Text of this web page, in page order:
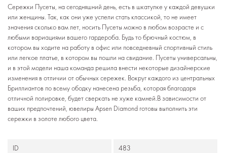
Сережки Пусеты, на сегодняшний день, есть в шкатулке у каждой девушки
или женщины. Так, как они уже успели стать классикой, то не имеет
значения сколько вам лет, носить Пусеты можно в любом возрасте и с
любыми вариациями вашего гардероба. Будь то брючный костюм, в
котором вы ходите на работу в офис или повседневный спортивный стиль
или легкое платье, в котором вы пошли на свидание. Пусеты универсальны,
и в этой модели наша команда решила внести некоторые дизайнерские
изменения в отличии от обычных сережек. Вокруг каждого из центральных
Бриллиантов по всему ободку нанесена резьба, которая благодаря
отличной полировке, будет сверкать не хуже камней.В зависимости от
ваших предпочтений, ювелиры Apsen Diamond готовы выполнить эти
сережки в золоте любого цвета.
ID 483